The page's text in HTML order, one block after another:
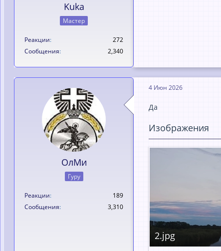
Kuka
Мастер
Реакции
272
Сообщения
2,340
ОлМи
Гуру
Реакции
189
Сообщения
3,310
4 Июн 2026
Да
Изображения
2.jpg